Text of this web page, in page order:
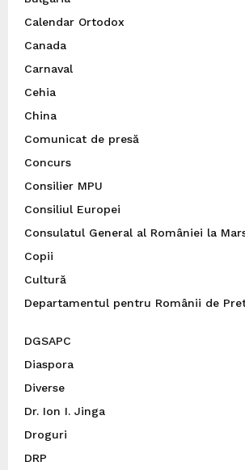
Calendar Ortodox
Canada
Carnaval
Cehia
China
Comunicat de presă
Concurs
Consilier MPU
Consiliul Europei
Consulatul General al României la
Copii
Cultură
Departamentul pentru Românii de
DGSAPC
Diaspora
Diverse
Dr. Ion I. Jinga
Droguri
DRP